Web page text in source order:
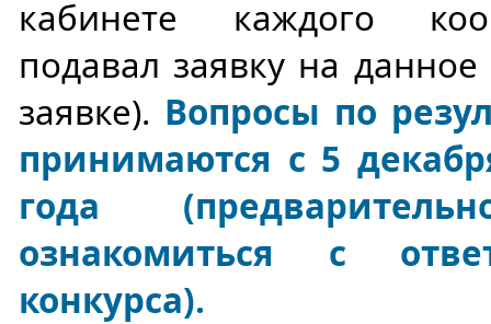
кабинете каждого
подавал заявку на
заявке). Вопросы по
принимаются с 5
года
ознакомиться с
конкурса).